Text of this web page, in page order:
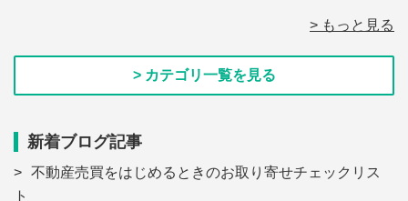
> もっと見る
> カテゴリ一覧を見る
新着ブログ記事
不動産売買をはじめるときのお取り寄せチェックリス
ト